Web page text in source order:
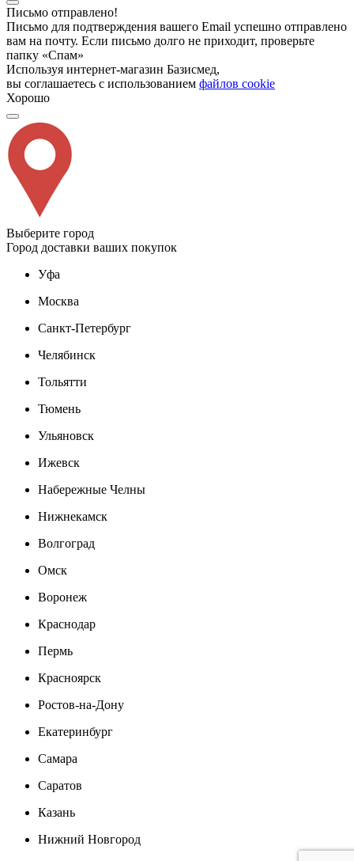
Письмо отправлено!
Письмо для подтверждения вашего Email успешно отправлено
вам на почту. Если письмо долго не приходит, проверьте
папку «Спам»
Используя интернет-магазин Базисмед,
вы соглашаетесь с использованием файлов cookie
Хорошо
Выберите город
Город доставки ваших покупок
Уфа
Москва
Санкт-Петербург
Челябинск
Тольятти
Тюмень
Ульяновск
Ижевск
Набережные Челны
Нижнекамск
Волгоград
Омск
Воронеж
Краснодар
Пермь
Красноярск
Ростов-на-Дону
Екатеринбург
Самара
Саратов
Казань
Нижний Новгород